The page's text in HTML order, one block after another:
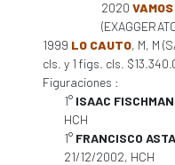
2020
1999 LO CAUTO, M, M
cls. y 1 figs. cls.
Figuraciones :
1° ISAAC
HCH
1° FRANCISCO
21/12/2002, HCH